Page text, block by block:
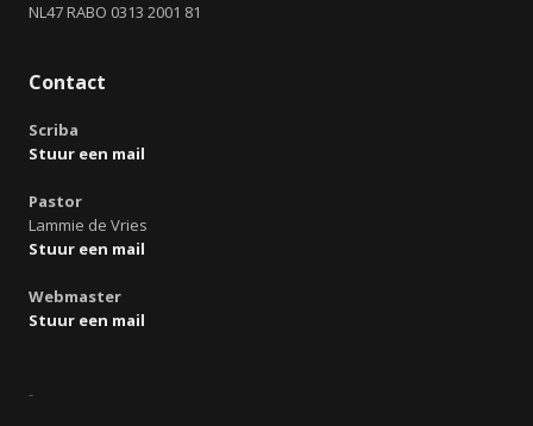
NL47 RABO 0313 2001 81
Contact
Scriba
Stuur een mail
Pastor
Lammie de Vries
Stuur een mail
Webmaster
Stuur een mail